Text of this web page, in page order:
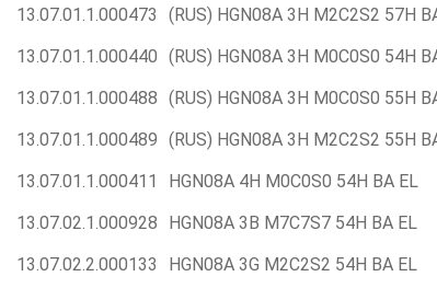
13.07.01.1.000473
(RUS) HGN08A 3H M2C2S2 57H
13.07.01.1.000440 (RUS) HGN08A 3H M0C0S0 54H
13.07.01.1.000488 (RUS) HGN08A 3H M0C0S0 55H
13.07.01.1.000489 (RUS) HGN08A 3H M2C2S2 55H
13.07.01.1.000411
HGN08A 4H M0C0S0 54H BA EL
13.07.02.1.000928
HGN08A 3B M7C7S7 54H BA EL
13.07.02.2.000133
HGN08A 3G M2C2S2 54H BA EL